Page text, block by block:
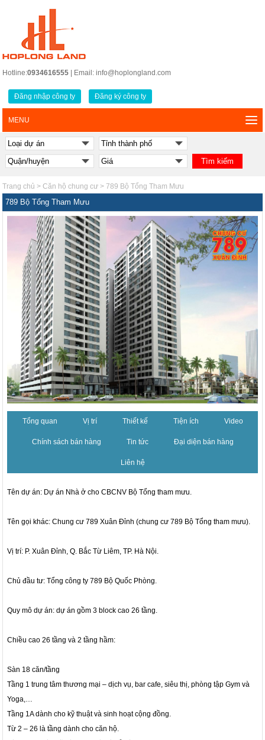
Hotline:0934616555 | Email: info@hoplongland.com
Đăng nhập công ty Đăng ký công ty
MENU
Trang chủ >Căn hộ chung cư >789 Bộ Tổng Tham Mưu
789 Bộ Tổng Tham Mưu
Tổng quan Vị trí Thiết kế Tiện ích Video
Chính sách bán hàng Tin tức Đại diện bán hàng
Liên hệ
Tên dự án: Dự án Nhà ở cho CBCNV Bộ Tổng tham mưu.
Tên gọi khác: Chung cư 789 Xuân Đỉnh (chung cư 789 Bộ Tổng tham mưu).
Vị trí: P. Xuân Đỉnh, Q. Bắc Từ Liêm, TP. Hà Nội.
Chủ đầu tư: Tổng công ty 789 Bộ Quốc Phòng.
Quy mô dự án: dự án gồm 3 block cao 26 tầng.
Chiều cao 26 tầng và 2 tầng hầm:
Sàn 18 căn/tầng
Tầng 1 trung tâm thương mại – dịch vụ, bar cafe, siêu thị, phòng tập Gym và
Yoga,…
Tầng 1A dành cho kỹ thuật và sinh hoạt cộng đồng.
Từ 2 – 26 là tầng dành cho căn hộ.